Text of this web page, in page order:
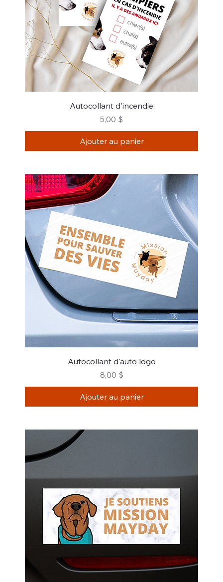
Autocollant d'incendie
Prix
5,00 $
Ajouter au panier
Autocollant d'auto logo
Prix
8,00 $
Ajouter au panier